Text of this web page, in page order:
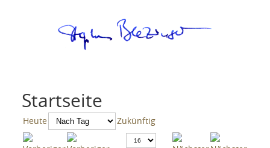
Startseite
Heute Zukünftig